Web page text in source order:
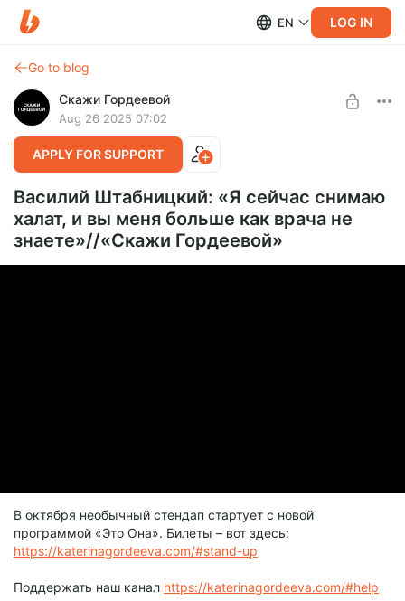
EN LOG IN
Go to blog
Скажи Гордеевой
Aug 26 2025 07:02
APPLY FOR SUPPORT
Василий Штабницкий: «Я сейчас снимаю
халат, и вы меня больше как врача не
знаете»//«Скажи Гордеевой»
В октября необычный стендап стартует с новой
программой «Это Она». Билеты – вот здесь:
https://katerinagordeeva.com/#stand-up
Поддержать наш канал https://katerinagordeeva.com/#help